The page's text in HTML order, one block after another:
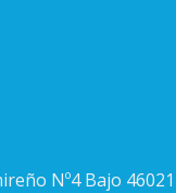
Nº4 Bajo